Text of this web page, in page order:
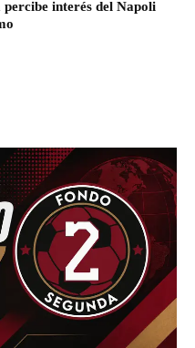
interés del Napoli